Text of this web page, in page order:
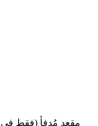
مقعد مُدفأ (فقط في